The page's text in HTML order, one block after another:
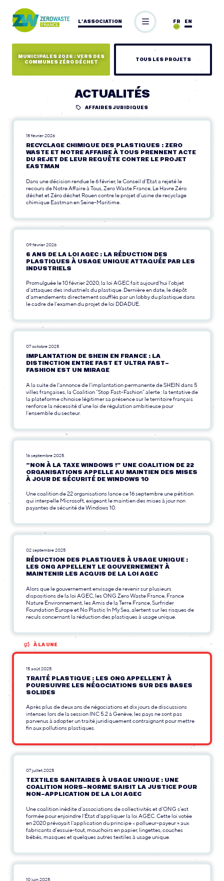
L’ASSOCIATION EN
FR
MUNICIPALES 2026 : VERS DES
COMMUNES ZÉRO DÉCHET
TOUS LES PROJETS
ACTUALITÉS
AFFAIRES JURIDIQUES
18 février 2026
RECYCLAGE CHIMIQUE DES PLASTIQUES : ZERO
WASTE ET NOTRE AFFAIRE À TOUS PRENNENT ACTE
DU REJET DE LEUR REQUÊTE CONTRE LE PROJET
EASTMAN
Dans une décision rendue le 6 février, le Conseil d’Etat a rejeté le
recours de Notre Affaire à Tous, Zero Waste France, Le Havre Zéro
déchet et Zéro déchet Rouen contre le projet d’usine de recyclage
chimique Eastman en Seine-Maritime.
09 février 2026
6 ANS DE LA LOI AGEC : LA RÉDUCTION DES
PLASTIQUES À USAGE UNIQUE ATTAQUÉE PAR LES
INDUSTRIELS
Promulguée le 10 février 2020, la loi AGEC fait aujourd’hui l’objet
d’attaques des industriels du plastique. Dernière en date, le dépôt
d’amendements directement soufflés par un lobby du plastique dans
le cadre de l’examen du projet de loi DDADUE.
07 octobre 2025
IMPLANTATION DE SHEIN EN FRANCE : LA
DISTINCTION ENTRE FAST ET ULTRA FAST-
FASHION EST UN MIRAGE
A la suite de l’annonce de l’implantation permanente de SHEIN dans 5
villes françaises, la Coalition “Stop Fast-Fashion” alerte : la tentative de
la plateforme chinoise légitimer sa présence sur le territoire français
renforce la nécessité d‘une loi de régulation ambitieuse pour
l’ensemble du secteur.
16 septembre 2025
“NON À LA TAXE WINDOWS !” UNE COALITION DE 22
ORGANISATIONS APPELLE AU MAINTIEN DES MISES
À JOUR DE SÉCURITÉ DE WINDOWS 10
Une coalition de 22 organisations lance ce 16 septembre une pétition
qui interpelle Microsoft, exigeant le maintien des mises à jour non
payantes de sécurité de Windows 10.
02 septembre 2025
RÉDUCTION DES PLASTIQUES À USAGE UNIQUE :
LES ONG APPELLENT LE GOUVERNEMENT À
MAINTENIR LES ACQUIS DE LA LOI AGEC
Alors que le gouvernement envisage de revenir sur plusieurs
dispositions de la loi AGEC, les ONG Zero Waste France, France
Nature Environnement, les Amis de la Terre France, Surfrider
Foundation Europe et No Plastic In My Sea, alertent sur les risques de
reculs concernant la réduction des plastiques à usage unique.
À LA UNE
15 août 2025
TRAITÉ PLASTIQUE : LES ONG APPELLENT À
POURSUIVRE LES NÉGOCIATIONS SUR DES BASES
SOLIDES
Après plus de deux ans de négociations et dix jours de discussions
intenses lors de la session INC 5.2 à Genève, les pays ne sont pas
parvenus à adopter un traité juridiquement contraignant pour mettre
fin aux pollutions plastiques.
07 juillet 2025
TEXTILES SANITAIRES À USAGE UNIQUE : UNE
COALITION HORS-NORME SAISIT LA JUSTICE POUR
NON-APPLICATION DE LA LOI AGEC
Une coalition inédite d’associations de collectivités et d’ONG s’est
formée pour enjoindre l’État d'appliquer la loi AGEC. Cette loi votée
en 2020 prévoyait l’application du principe « pollueur-payeur » aux
fabricants d’essuie-tout, mouchoirs en papier, lingettes, couches
bébés, masques et quelques autres textiles à usage unique.
10 juin 2025